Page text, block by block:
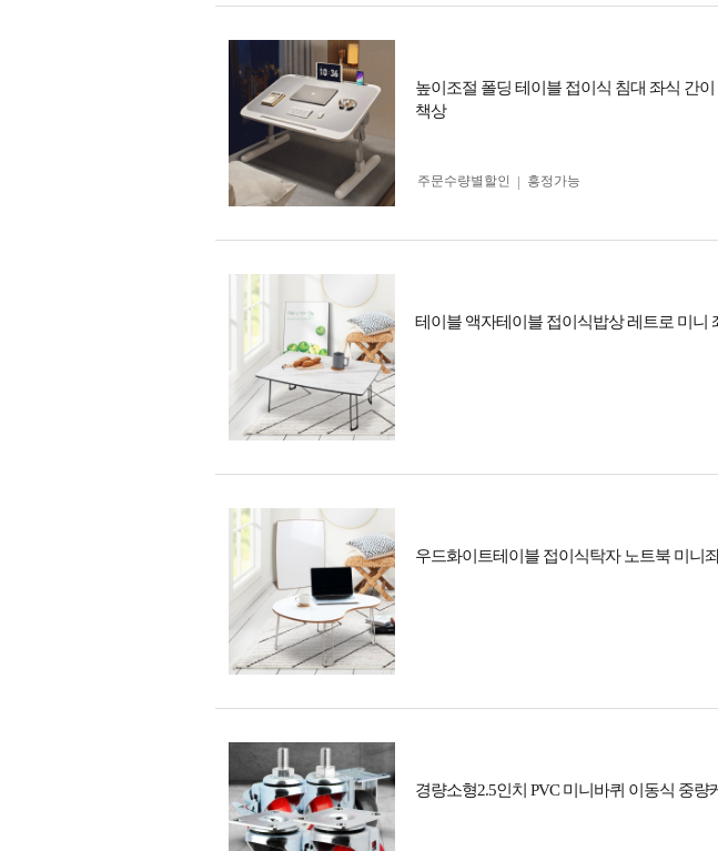
높이조절 폴딩 테이블 접이식 침대 좌식 간
책상
주문수량별할인
흥정가능
테이블 액자테이블 접이식밥상 레트로 미니
우드화이트테이블 접이식탁자 노트북 미니
경량소형2.5인치 PVC 미니바퀴 이동식 중량